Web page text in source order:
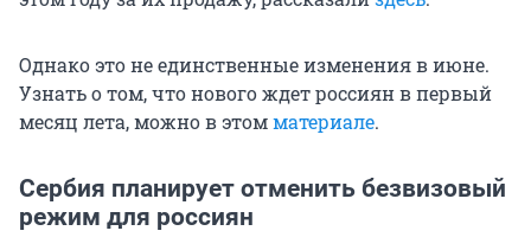
Однако это не единственные изменения в июне.
Узнать о том, что нового ждет россиян в первый
месяц лета, можно в этомматериале.
Сербия планирует отменить безвизовый
режим для россиян